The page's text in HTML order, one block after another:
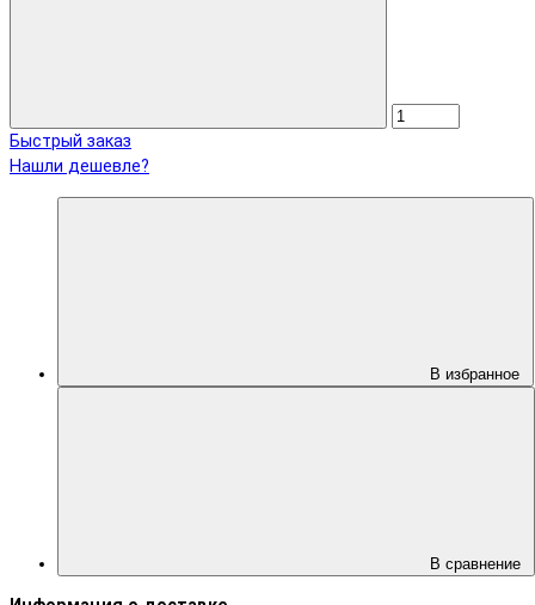
Быстрый заказ
Нашли дешевле?
В избранное
В сравнение